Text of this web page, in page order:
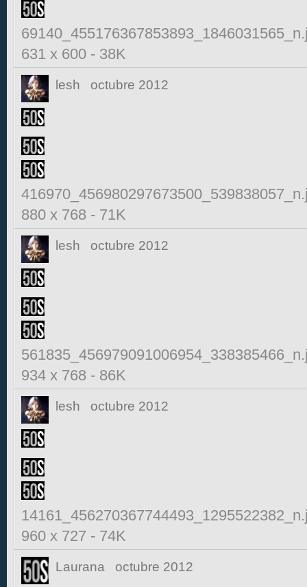
631 x 600 - 38K
lesh octubre 2012
880 x 768 - 71K
lesh octubre 2012
934 x 768 - 86K
lesh octubre 2012
960 x 727 - 74K
Laurana octubre 2012